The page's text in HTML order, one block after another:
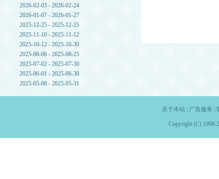
2026-02-03 - 2026-02-24
2026-01-07 - 2026-01-27
2025-12-25 - 2025-12-25
2025-11-10 - 2025-11-12
2025-10-12 - 2025-10-30
2025-08-06 - 2025-08-25
2025-07-02 - 2025-07-30
2025-06-01 - 2025-06-30
2025-05-08 - 2025-05-31
关于本站| 广告服务
Copyright (C) 1998-